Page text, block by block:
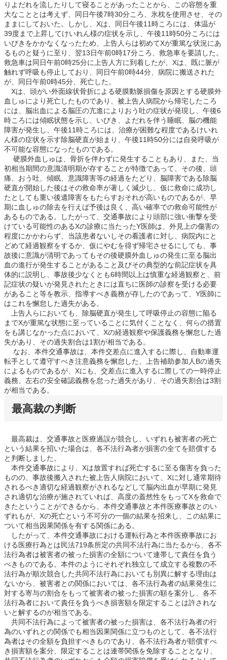
りよだれを流したりして寝ることがあったことから、この容態を重
大なこととは考えず、同日午後7時30分ころ、氷枕を使用させ、その
ままにしておいた。しかし、Xは、同日午後11時ころには、体温が
39度まで上昇してけいれん様の症状を示し、午後11時50分ころには
いびきをかかなくなったため、上告人らは初めてXが重篤な状況にあ
るものと疑うに至り、翌13日午前0時17分ころ、救急車を要請した。
救急車は同日午前0時25分に上告人方に到着したが、Xは、既に脈が
触れず呼吸も停止しており、同日午前0時44分、病院に搬送された
が、同日午前0時45分、死亡した。
Xは、頭がい外面線状骨折による硬膜動脈損傷を原因とする硬膜外
血しゅにより死亡したものであり、被上告人病院から帰宅したころ
には、脳出血による脳圧の亢進によりおう吐の症状が発現し、午後6
時ころには傾眠状態を示し、いびき、よだれを伴う睡眠、脳の機能
障害が発生し、午後11時ころには、治療が困難な程度であるけいれ
ん様の症状を示す除脳硬直が始まり、午後11時50分には自発呼吸が
不可能な容態になったものである。
硬膜外血しゅは、骨折を伴わずに発生することもあり、また、当
初相当期間の意識清明期が存することが特徴であって、その後、頭
痛、おう吐、傾眠、意識障害等の経過をたどり、脳障害である除脳
硬直が開始した後はその救命率が著しく減少し、仮に救命に成功し
たとしても重い後遺障害をもたらすおそれが高いものであるが、早
期に血しゅの除去を行えば予後は良く、高い確率での救命可能性が
あるものである。したがって、交通事故により頭部に強い衝撃を受
けている可能性のあるXの診療に当たったY医師は、外見上の傷害の
程度にかかわらず、当該患者ないしその看護者に対し、病院内にと
どめて経過観察をするか、仮にやむを得ず帰宅させるにしても、事
故後に意識が清明であってもその後硬膜外血しゅの発生に至る脳出
血の進行が発生することがあること及びその典型的な前記症状を具
体的に説明し、事故後少なくとも6時間以上は慎重な経過観察と、前
記症状の疑いが発見されたときには直ちに医師の診察を受ける必要
があること等を教示、指導すべき義務が存したのであって、Y医師に
はこれを懈怠した過失がある。
上告人らにおいても、除脳硬直が発生して呼吸停止の容態に陥る
までXが重篤な状態に至っていることに気付くことなく、何らの措置
をも講じなかった点において、Xの経過観察や保護義務を懈怠した過
失があり、その過失割合は1割が相当である。
なお、本件交通事故は、本件交差点に進入するに際し、自動車運
転手として遵守すべき注意義務を懈怠した、上告補助参加人Bの過失
によるものであるが、Xにも、交差点に進入するに際しての一時停止
義務、左右の安全確認義務を怠った過失があり、その過失割合は3割
が相当である。
最高裁の判断
最高裁は、交通事故と医療過誤が競合し、いずれも被害者の死亡
という結果を招いた場合は、各不法行為者が損害の全てを賠償する
と判断しました。
本件交通事故により、Xは放置すれば死亡するに至る傷害を負った
ものの、事故後搬入された被上告人病院において、Xに対し通常期待
されるべき適切な経過観察がされるなどして脳内出血が早期に発見
され適切な治療が施されていれば、高度の蓋然性をもってXを救命で
きたということができるから、本件交通事故と本件医療事故とのい
ずれもが、Xの死亡という不可分の一個の結果を招来し、この結果に
ついて相当因果関係を有する関係にある。
したがって、本件交通事故における運転行為と本件医療事故にお
ける医療行為とは民法719条所定の共同不法行為に当たるから、各不
法行為者は被害者の被った損害の全額について連帯して責任を負う
べきものである。本件のようにそれぞれ独立して成立する複数の不
法行為が順次競合した共同不法行為においても別異に解する理由は
ないから、被害者との関係においては、各不法行為者の結果発生に
対する寄与の割合をもって被害者の被った損害の額を案分し、各不
法行為者において責任を負うべき損害額を限定することは許されな
いと解するのが相当である。
共同不法行為によって被害者の被った損害は、各不法行為者の行
為のいずれとの関係でも相当因果関係に立つものとして、各不法行
為者はその全額を負担すべきものであり、各不法行為者が賠償すべ
き損害額を案分、限定することは連帯関係を免除することとなり、